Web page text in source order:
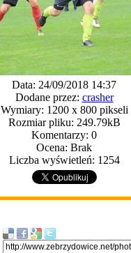
Data: 24/09/2018 14:37
Dodane przez: crasher
Wymiary: 1200 x 800 pikseli
Rozmiar pliku: 249.79kB
Komentarzy: 0
Ocena: Brak
Liczba wyświetleń: 1254